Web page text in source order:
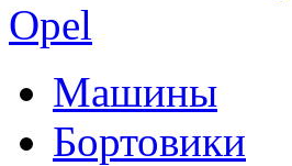
Opel
Машины
Бортовики